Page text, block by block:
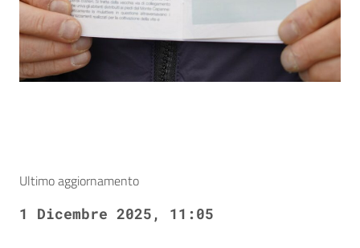
Ultimo aggiornamento
1 Dicembre 2025, 11:05